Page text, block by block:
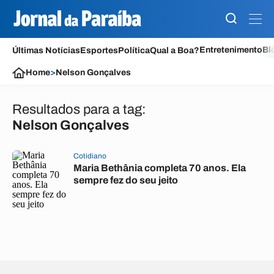
Últimas NotíciasEsportesPolíticaQual a Boa?Entretenimento
Home>Nelson Gonçalves
Resultados para a tag:
Nelson Gonçalves
Cotidiano
Maria Bethânia completa 70 anos. Ela
sempre fez do seu jeito